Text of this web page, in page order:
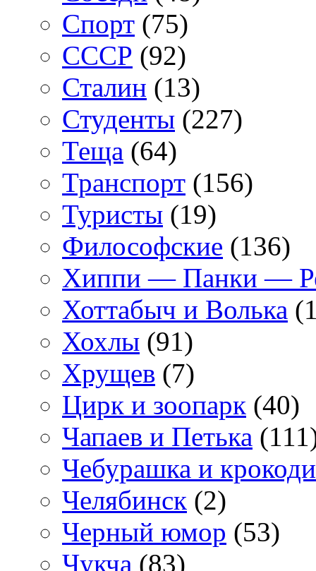
Спорт (75)
СССР (92)
Сталин (13)
Студенты (227)
Теща (64)
Транспорт (156)
Туристы (19)
Философские (136)
Хиппи — Панки —
Хоттабыч и Волька
Хохлы (91)
Хрущев (7)
Цирк и зоопарк (40)
Чапаев и Петька
Чебурашка и
Челябинск (2)
Черный юмор (53)
Чукча (83)